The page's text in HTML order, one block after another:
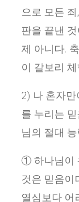
으로 모든 죄
판을 끝낸
제 아니다.
이 갈보리
2) 나 혼자
를 누리는
님의 절대
① 하나님이
것은 믿음이
열심보다 어